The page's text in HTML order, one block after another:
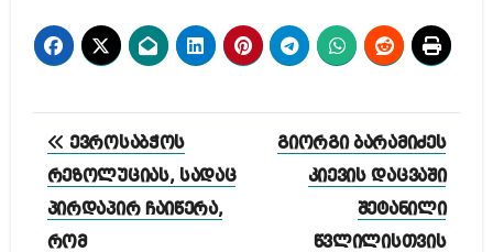
პოსტის
ნავიგაცია
ევროსაბჭოს
რეზოლუციას, სადაც
პირდაპირ ჩაიწერა,
რომ
გიორგი ბარამიძეს
კიევის დაცვაში
შეტანილი
წვლილისთვის